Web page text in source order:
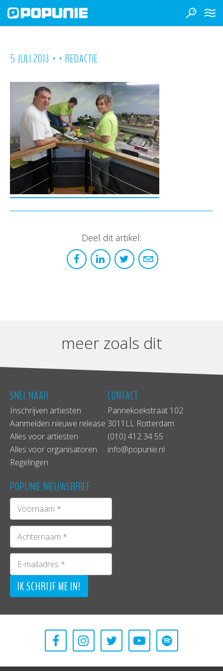
5 JULI 2013 • • REDACTIE
Deel dit artikel:
meer zoals dit
SNEL NAAR
Inschrijven artiesten
Aanmelden nieuwe release
Alles voor artiesten
Alles voor organisatoren
Regelingen
CONTACT
Pannekoekstraat 102
3011LL Rotterdam
(010) 412 34 55
info@popunie.nl
POPUNIE NIEUWSBRIEF